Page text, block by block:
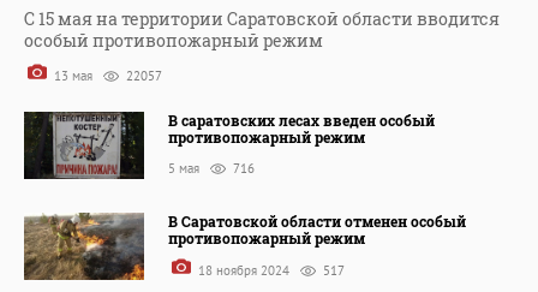
С 15 мая на территории Саратовской области вводится
особый противопожарный режим
13 мая 22057
В саратовских лесах введен особый
противопожарный режим
5 мая 716
В Саратовской области отменен особый
противопожарный режим
18 ноября 2024 517